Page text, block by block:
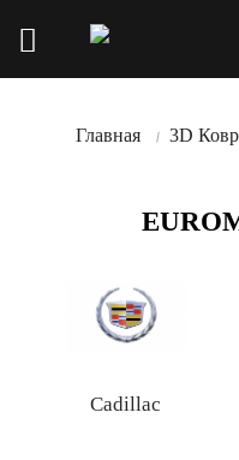
Главная 3D
Cadillac